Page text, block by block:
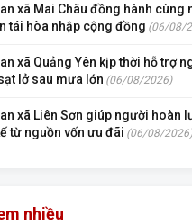
xã Mai Châu đồng hành cùng
tái hòa nhập cộng đồng (06/08/
xã Quảng Yên kịp thời hỗ trợ
lở sau mưa lớn (06/08/2026)
xã Liên Sơn giúp người hoàn
từ nguồn vốn ưu đãi (06/08/2026)
nhiều